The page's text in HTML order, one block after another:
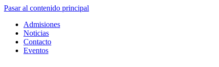
Pasar al contenido principal
Admisiones
Noticias
Contacto
Eventos